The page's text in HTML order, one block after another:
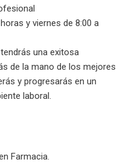
y viernes de 8:00 a
una exitosa
de la mano de los mejores
y progresarás en un
laboral.
Farmacia.